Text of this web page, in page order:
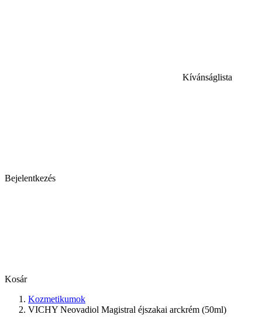
Kívánságlista
Bejelentkezés
Kosár
Kozmetikumok
VICHY Neovadiol Magistral éjszakai arckrém (50ml)